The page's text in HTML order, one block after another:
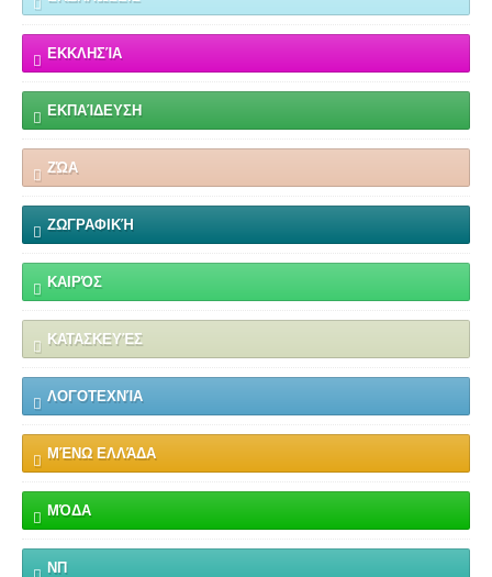
ΕΚΚΛΗΣΊΑ
ΕΚΠΑΊΔΕΥΣΗ
ΖΏΑ
ΖΩΓΡΑΦΙΚΉ
ΚΑΙΡΌΣ
ΚΑΤΑΣΚΕΥΈΣ
ΛΟΓΟΤΕΧΝΊΑ
ΜΈΝΩ ΕΛΛΆΔΑ
ΜΌΔΑ
ΝΠ